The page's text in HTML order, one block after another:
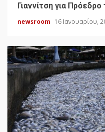
Γιαννίτση για
newsroom 16 Ιανουαρίου,